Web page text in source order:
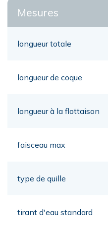
Mesures
longueur totale
longueur de coque
longueur à la flottaison
faisceau max
type de quille
tirant d'eau standard